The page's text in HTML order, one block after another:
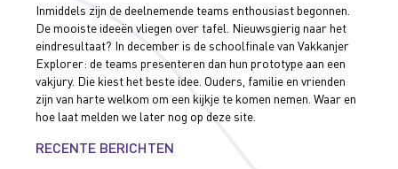
RECENTE BERICHTEN
Inmiddels zijn de deelnemende teams enthousiast begonnen.
De mooiste ideeën vliegen over tafel. Nieuwsgierig naar het
eindresultaat? In december is de schoolfinale van Vakkanjer
Explorer: de teams presenteren dan hun prototype aan een
vakjury. Die kiest het beste idee. Ouders, familie en vrienden
zijn van harte welkom om een kijkje te komen nemen. Waar en
hoe laat melden we later nog op deze site.